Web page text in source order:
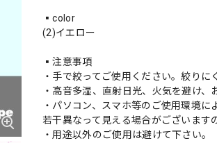
▪️color
(2)イエロー
▪️注意事項
・手で絞ってご使用ください。絞りに
・高音多湿、直射日光、火気を避け、
・パソコン、スマホ等のご使用環境
若干異なって見える場合がございます
・用途以外のご使用は避けて下さい。